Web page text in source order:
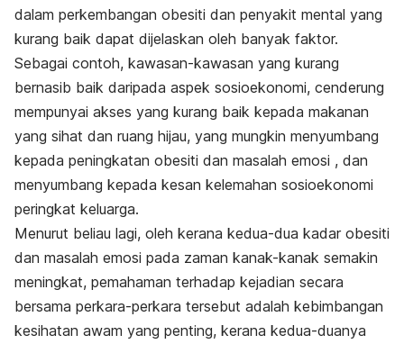
dalam perkembangan obesiti dan penyakit mental yang
kurang baik dapat dijelaskan oleh banyak faktor.
Sebagai contoh, kawasan-kawasan yang kurang
bernasib baik daripada aspek sosioekonomi, cenderung
mempunyai akses yang kurang baik kepada makanan
yang sihat dan ruang hijau, yang mungkin menyumbang
kepada peningkatan obesiti dan masalah emosi , dan
menyumbang kepada kesan kelemahan sosioekonomi
peringkat keluarga.
Menurut beliau lagi, oleh kerana kedua-dua kadar obesiti
dan masalah emosi pada zaman kanak-kanak semakin
meningkat, pemahaman terhadap kejadian secara
bersama perkara-perkara tersebut adalah kebimbangan
kesihatan awam yang penting, kerana kedua-duanya